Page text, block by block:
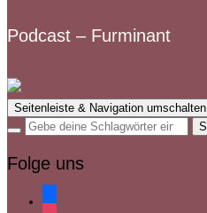
Podcast – Furminant
Seitenleiste & Navigation umschalten
Folge uns